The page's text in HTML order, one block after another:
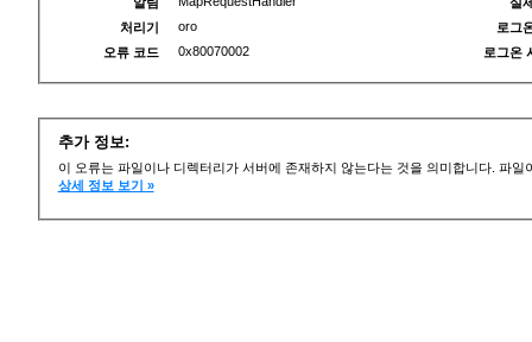
처리기
oro
오류 코드
0x80070002
로그
로그온
추가 정보:
이 오류는 파일이나 디렉터리가 서버에 존재하지 않는다는 것을 의미합니다. 파
상세 정보 보기 »